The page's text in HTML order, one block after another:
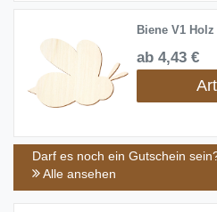
Biene V1
ab 4,43 €
Darf es noch ein Gutschein
Alle ansehen